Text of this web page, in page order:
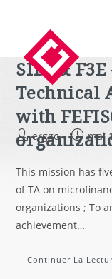
SIDI &
Technical
with
erggo mai
This mission has
of TA on
organizations ; To
achievement…
Continuer La